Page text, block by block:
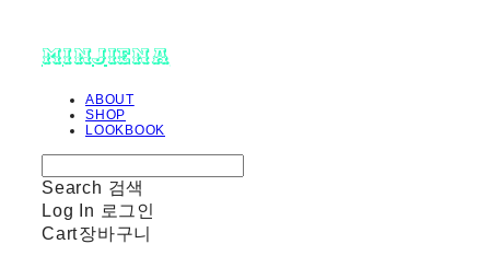
minjiena
ABOUT
SHOP
LOOKBOOK
Search 검색
Log In 로그인
Cart장바구니